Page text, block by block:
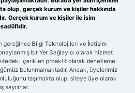
olup, gerçek kurum ve kişiler hakkında
Gerçek kurum ve kişiler ile isim
gereğince Bilgi Teknolojileri ve İletişim
bir Yer Sağlayıcı olarak hizmet
içerikleri proaktif olarak denetleme
bulunmamaktadır. Ancak, üyelerimiz
taşımakta olup, siteye üye olarak
sayılırlar.